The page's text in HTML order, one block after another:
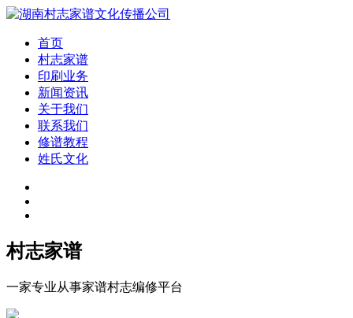
首页
村志家谱
印刷业务
新闻资讯
关于我们
联系我们
修谱教程
姓氏文化
村志家谱
一家专业从事家谱村志编修平台